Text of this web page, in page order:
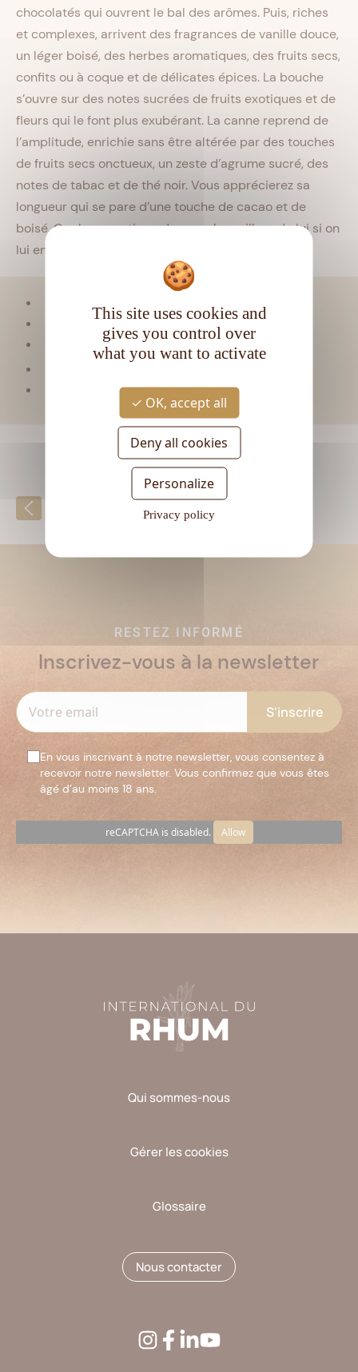
chocolatés qui ouvrent le bal des arômes. Puis, riches
et complexes, arrivent des fragrances de vanille douce,
un léger boisé, des herbes aromatiques, des fruits secs,
confits ou à coque et de délicates épices. La bouche
s’ouvre sur des notes sucrées de fruits exotiques et de
fleurs qui le font plus exubérant. La canne reprend de
l’amplitude, enrichie sans être altérée par des touches
de fruits secs onctueux, un zeste d’agrume sucré, des
notes de tabac et de thé noir. Vous apprécierez sa
longueur qui se pare d’une touche de cacao et de
boisé. Ce rhum exotique donnera le meilleur de lui si on
lui en donne le temps.
Matière première :Pur jus de canne
Type de rhum :Vieux
Degré d'alcool :42°
Retour à la liste
RESTEZ INFORMÉ
Inscrivez-vous à la newsletter
En vous inscrivant à notre newsletter, vous consentez à
recevoir notre newsletter. Vous confirmez que vous êtes
âgé d’au moins 18 ans.
reCAPTCHA is disabled. Allow
vide.
Qui sommes-nous
Gérer les cookies
Glossaire
Nous contacter
This site uses cookies and
gives you control over
what you want to activate
OK, accept all
Deny all cookies
Personalize
Privacy policy